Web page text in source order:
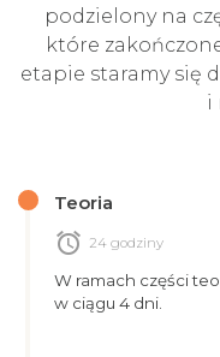
podzielony na
które
etapie staramy się
i
Teoria
alarm 24 godziny
W ramach części
w ciągu 4 dni.